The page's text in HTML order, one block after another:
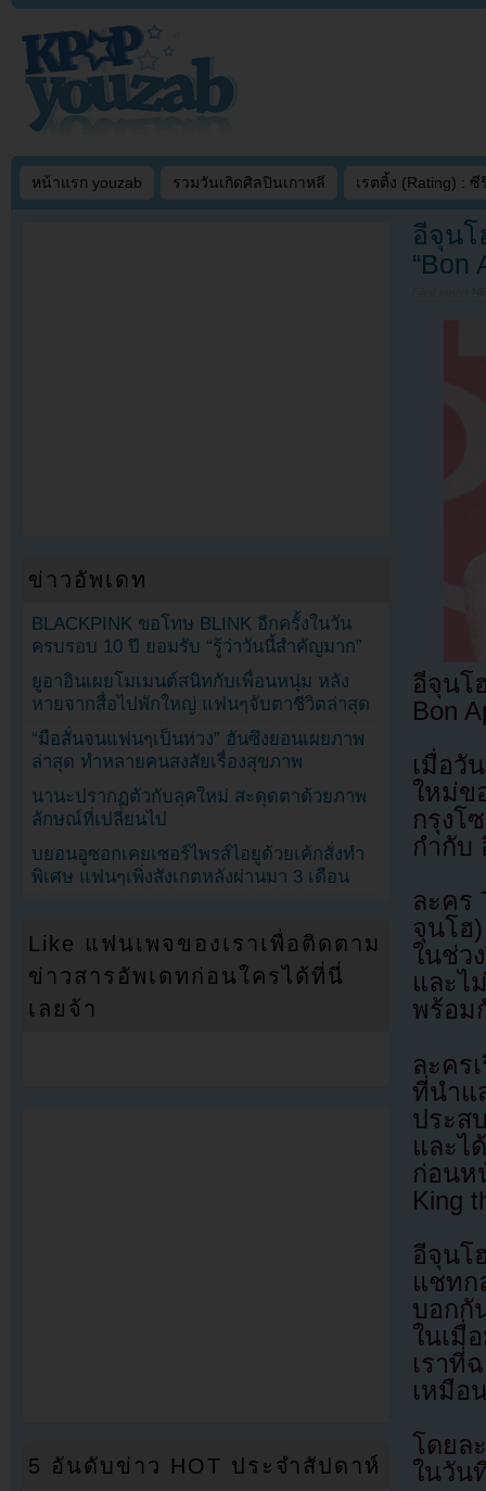
หน้าแรก youzab รวมวันเกิดศิลปินเกาหลี เรตติ้ง (Rating) : ซี
อีจุนโ
“Bon
อีจุนโ
Bon
เมื่อวั
ใหม่ข
กรุงโ
กำกับ
ละคร
จุนโฮ
ในช่ว
และ
พร้อม
ละคร
ที่นำ
ประส
และไ
ก่อนห
King
อีจุนโ
แชทก
บอกกั
ในเมื่
เราที่
เหมือ
โดยล
ในวัน
ข่าวอัพเดท
BLACKPINK ขอโทษ BLINK อีกครั้งในวัน
ครบรอบ 10 ปี ยอมรับ “รู้ว่าวันนี้สำคัญมาก”
ยูอาอินเผยโมเมนต์สนิทกับเพื่อนหนุ่ม หลัง
หายจากสื่อไปพักใหญ่ แฟนๆจับตาชีวิตล่าสุด
“มือสั่นจนแฟนๆเป็นห่วง” ฮันซึงยอนเผยภาพ
ล่าสุด ทำหลายคนสงสัยเรื่องสุขภาพ
นานะปรากฏตัวกับลุคใหม่ สะดุดตาด้วยภาพ
ลักษณ์ที่เปลี่ยนไป
บยอนอูซอกเคยเซอร์ไพรส์ไอยูด้วยเค้กสั่งทำ
พิเศษ แฟนๆเพิ่งสังเกตหลังผ่านมา 3 เดือน
Like แฟนเพจของเราเพื่อติดตาม
ข่าวสารอัพเดทก่อนใครได้ที่นี่
เลยจ้า
5 อันดับข่าว HOT ประจำสัปดาห์